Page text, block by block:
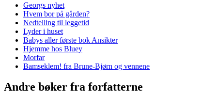
Georgs nyhet
Hvem bor på gården?
Nedtelling til leggetid
Lyder i huset
Babys aller første bok Ansikter
Hjemme hos Bluey
Morfar
Bamseklem! fra Brune-Bjørn og vennene
Andre bøker fra forfatterne